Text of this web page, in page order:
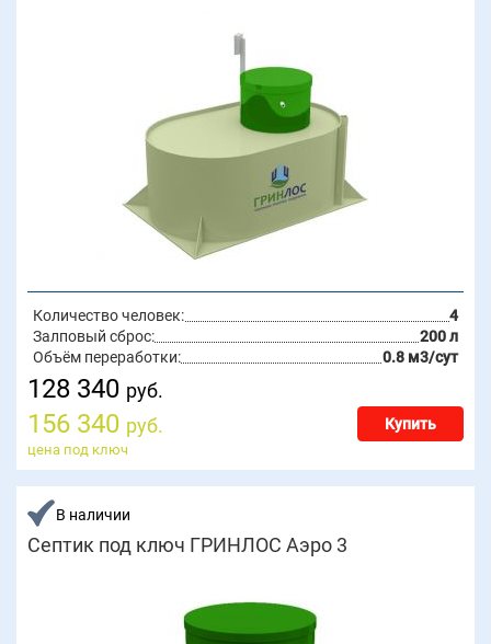
Количество человек:
4
Залповый сброс:
200 л
Объём переработки:
0.8 м3/сут
128 340 руб.
156 340 руб. Купить
цена под ключ
В наличии
Септик под ключ ГРИНЛОС Аэро 3